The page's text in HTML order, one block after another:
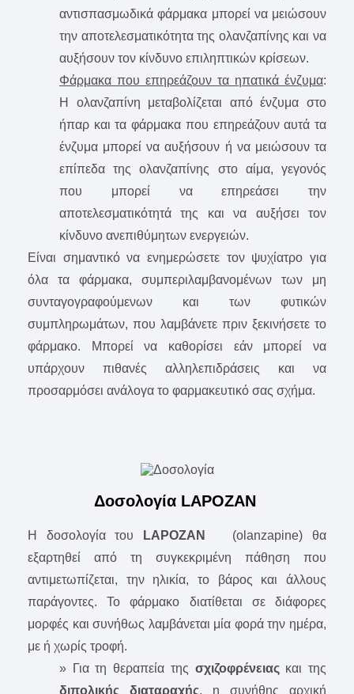
αντισπασμωδικά φάρμακα μπορεί να μειώσουν
την αποτελεσματικότητα της ολανζαπίνης και να
αυξήσουν τον κίνδυνο επιληπτικών κρίσεων.
Φάρμακα που επηρεάζουν τα ηπατικά ένζυμα:
Η ολανζαπίνη μεταβολίζεται από ένζυμα στο
ήπαρ και τα φάρμακα που επηρεάζουν αυτά τα
ένζυμα μπορεί να αυξήσουν ή να μειώσουν τα
επίπεδα της ολανζαπίνης στο αίμα, γεγονός
που μπορεί να επηρεάσει την
αποτελεσματικότητά της και να αυξήσει τον
κίνδυνο ανεπιθύμητων ενεργειών.
Είναι σημαντικό να ενημερώσετε τον ψυχίατρο για
όλα τα φάρμακα, συμπεριλαμβανομένων των μη
συνταγογραφούμενων και των φυτικών
συμπληρωμάτων, που λαμβάνετε πριν ξεκινήσετε το
φάρμακο. Μπορεί να καθορίσει εάν μπορεί να
υπάρχουν πιθανές αλληλεπιδράσεις και να
προσαρμόσει ανάλογα το φαρμακευτικό σας σχήμα.
Δοσολογία LAPOZAN
Η δοσολογία του LAPOZAN
(olanzapine) θα
εξαρτηθεί από τη συγκεκριμένη πάθηση που
αντιμετωπίζεται, την ηλικία, το βάρος και άλλους
παράγοντες. Το φάρμακο διατίθεται σε διάφορες
μορφές και συνήθως λαμβάνεται μία φορά την ημέρα,
με ή χωρίς τροφή.
» Για τη θεραπεία της σχιζοφρένειαςκαι της
διπολικής διαταραχής, η συνήθης αρχική